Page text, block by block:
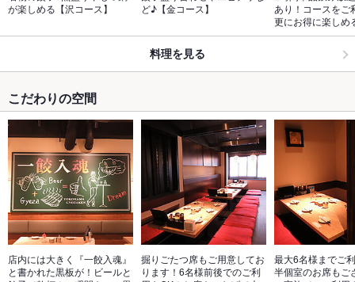
が楽しめる【沢コース】
ど♪【金コース】
あり！コースをご
更にお得に楽しめ
料理を見る
こだわりの空間
店内には大きく『一餃入魂』
と書かれた黒板が！ビールと
掘りごたつ席もご用意してお
ります！6名様前後でのご利
最大6名様までご
半個室のお席もご